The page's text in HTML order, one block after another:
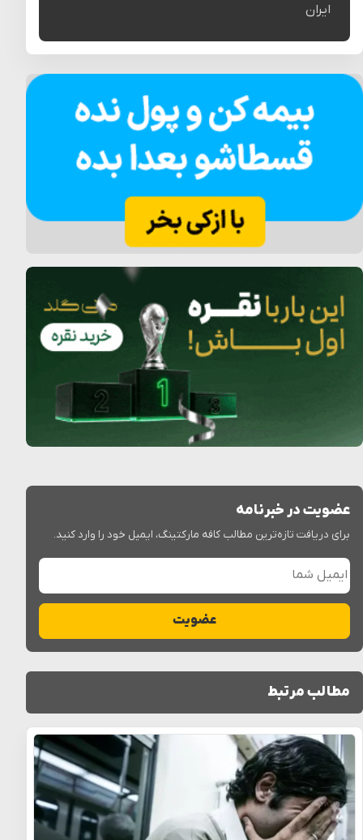
ایران
عضویت در خبرنامه
برای دریافت تازه‌ترین مطالب کافه مارکتینگ، ایمیل خود را وارد کنید.
ایمیل شما
عضویت
مطالب مرتبط